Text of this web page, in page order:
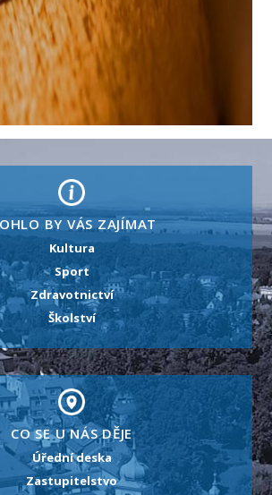
BY VÁS ZAJÍMAT
Kultura
Sport
Zdravotnictví
Školství
CO SE U NÁS DĚJE
Úřední deska
Zastupitelstvo